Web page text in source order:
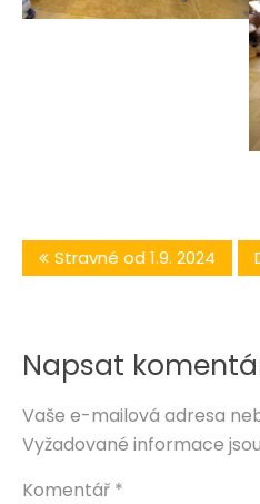
Navigace
proStravné od 1.9. 2024
Napsat
Vaše e-mailová adresa
Vyžadované informace
Komentář *